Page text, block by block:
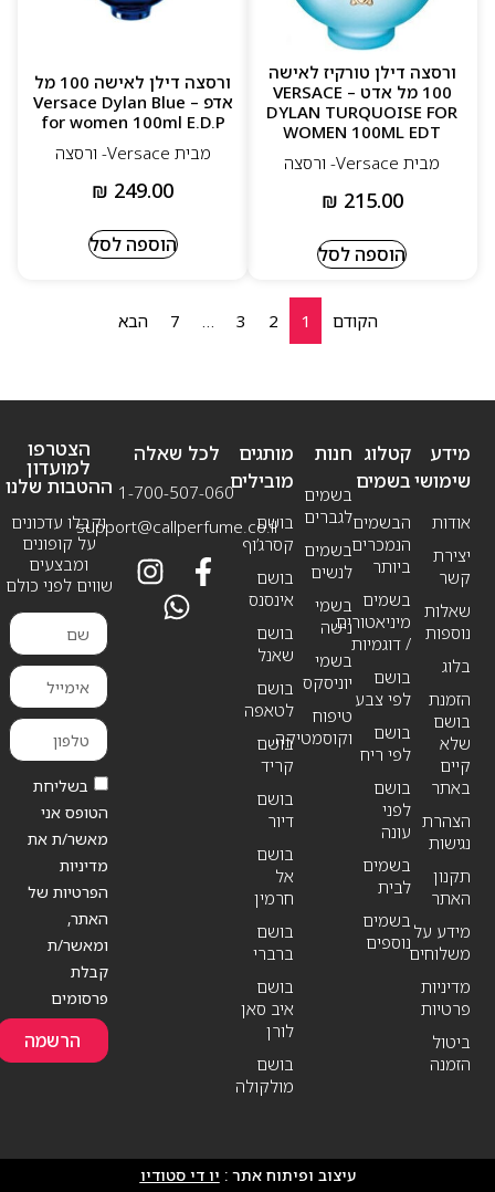
ורסצה דילן טורקיז לאישה
100 מל אדט – VERSACE
DYLAN TURQUOISE FOR
WOMEN 100ML EDT
מבית Versace- ורסצה
₪ 215.00
הוספה לסל
ורסצה דילן לאישה 100 מל
אדפ – Versace Dylan Blue
for women 100ml E.D.P
מבית Versace- ורסצה
₪ 249.00
הוספה לסל
הקודם 1
2
3
…
7 הבא
מידע
שימושי
אודות
יצירת
קשר
שאלות
נוספות
בלוג
הזמנת
בושם
שלא
קיים
באתר
הצהרת
נגישות
תקנון
האתר
מידע על
משלוחים
מדיניות
פרטיות
ביטול
הזמנה
חנות
בשמים
לגברים
בשמים
לנשים
בשמי
נישה
בשמי
יוניסקס
טיפוח
וקוסמטיקה
קטלוג
בשמים
הבשמים
הנמכרים
ביותר
בשמים
מיניאטורים
/ דוגמיות
בושם
לפי צבע
בושם
לפי ריח
בושם
לפני
עונה
בשמים
לבית
בשמים
נוספים
מותגים
מובילים
בושם
קסרג’וף
בושם
אינסנס
בושם
שאנל
בושם
לטאפה
בושם
קריד
בושם
דיור
בושם
אל
חרמין
בושם
ברברי
בושם
איב סאן
לורן
בושם
מולקולה
לכל שאלה
1-700-507-060
support@callperfume.co.il
הצטרפו
למועדון
ההטבות שלנו
וקבלו עדכונים
על קופונים
ומבצעים
שווים לפני כולם
בשליחת
הטופס אני
מאשר/ת את
מדיניות
הפרטיות של
האתר,
ומאשר/ת
קבלת
פרסומים
הרשמה
עיצוב ופיתוח אתר : יו די סטודיו